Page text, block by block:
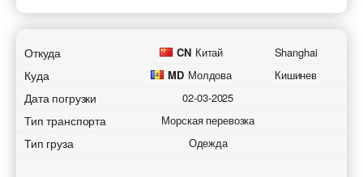
Откуда CN Китай Shanghai
Куда MD Молдова Кишинев
Дата погрузки 02-03-2025
Тип транспорта Морская перевозка
Тип груза Одежда